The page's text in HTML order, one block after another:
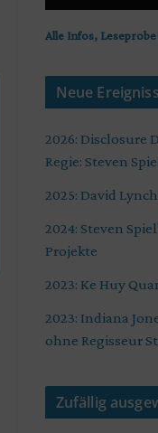
Alle Infos,
Neue
2026: Disclosure
Regie: Steven
2025: David
2024: Steven
Projekte
2023: Ke Huy
2023: Indiana
ohne Regisseur
Zufällig